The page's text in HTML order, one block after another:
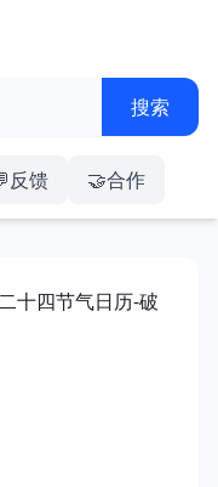
反馈 🤝合作
十四节气日历-破